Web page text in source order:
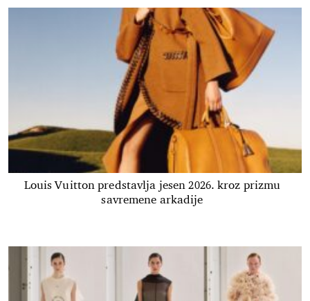
Louis Vuitton predstavlja jesen 2026. kroz prizmu
savremene arkadije